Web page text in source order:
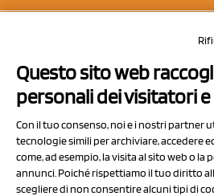
Questo sito web
personali dei visitatori
Con il tuo consenso, noi e i nostri partner
tecnologie simili per archiviare, accedere
come, ad esempio, la visita al sito web o la
annunci. Poiché rispettiamo il tuo diritto
scegliere di non consentire alcuni tipi di